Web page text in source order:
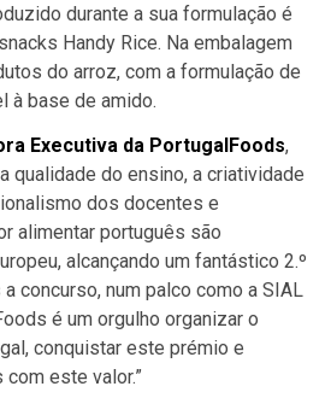
durante a sua formulação é
Handy Rice. Na embalagem
do arroz, com a formulação de
à base de amido.
Executiva da PortugalFoods,
qualidade do ensino, a criatividade
dos docentes e
alimentar português são
alcançando um fantástico 2.º
a concurso, num palco como a SIAL
é um orgulho organizar o
conquistar este prémio e
este valor.”